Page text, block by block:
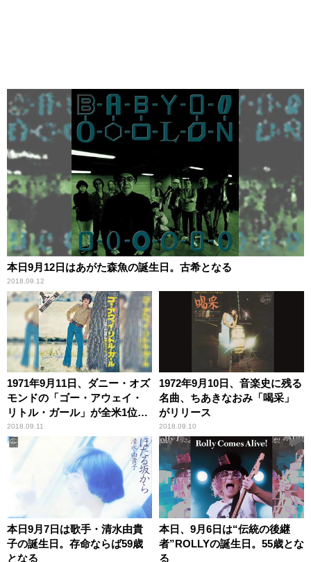
本日9月12日はあがた森魚の誕生日。古希となる
2018.09.12
1971年9月11日、ダニー・オズ
モンドの「ゴー・アウェイ・
リトル・ガール」が全米1位を
獲得
2018.09.11
1972年9月10日、音楽史に残る
名曲、ちあきなおみ「喝采」
がリリース
2018.09.10
本日9月7日は歌手・清水由貴
子の誕生日。存命ならば59歳
となる
本日、9月6日は“伝統の後継
者”ROLLYの誕生日。55歳とな
る